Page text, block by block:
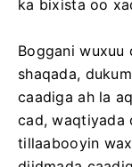
ka bixista oo
Boggani wuxuu
shaqada,
caadiga ah la
cad, waqtiyada
tillaabooyin